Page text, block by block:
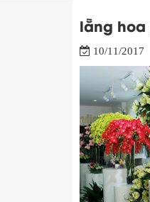
lẵng
10/11/2017